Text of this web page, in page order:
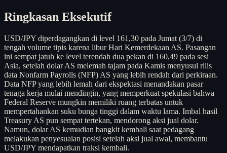
Ringkasan Eksekutif
USD/JPY diperdagangkan di level 161,30 pada Jumat (3/7) di
tengah volume tipis karena libur Hari Kemerdekaan AS. Pasangan
ini sempat jatuh ke level terendah dua pekan di 160,49 pada sesi
Asia, setelah dolar AS melemah tajam pada Kamis menyusul rilis
data Nonfarm Payrolls (NFP) AS yang lebih rendah dari perkiraan.
Data NFP yang lebih lemah dari ekspektasi menandakan pasar
tenaga kerja mulai mendingin, yang memperkuat spekulasi bahwa
Federal Reserve mungkin memiliki ruang terbatas untuk
mempertahankan suku bunga tinggi dalam waktu lama. Imbal hasil
Treasury AS pun sempat tertekan, mendorong aksi jual dolar.
Namun, dolar AS kemudian bangkit kembali saat pedagang
melakukan penyesuaian posisi setelah aksi jual awal, membantu
USD/JPY mendapatkan traksi kembali.